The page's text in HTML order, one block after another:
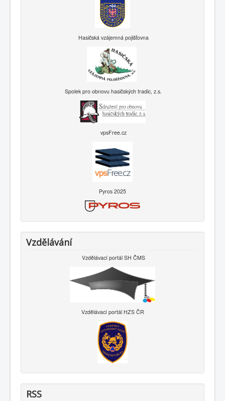
Hasičská vzájemná pojišťovna
Spolek pro obnovu hasičských tradic, z.s.
vpsFree.cz
Pyros 2025
Vzdělávání
Vzdělávací portál SH ČMS
Vzdělávací portál HZS ČR
RSS